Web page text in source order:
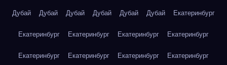
Дубай Дубай Дубай Дубай Дубай Дубай Екатеринбург
Екатеринбург Екатеринбург Екатеринбург Екатеринбург
Екатеринбург Екатеринбург Екатеринбург Екатеринбург